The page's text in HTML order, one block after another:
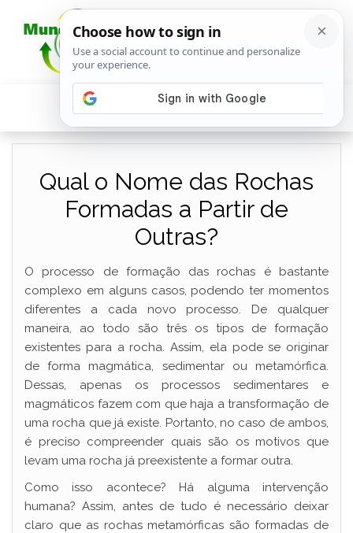
Qual o Nome das Rochas
Formadas a Partir de
Outras?
O processo de formação das rochas é bastante
complexo em alguns casos, podendo ter momentos
diferentes a cada novo processo. De qualquer
maneira, ao todo são três os tipos de formação
existentes para a rocha. Assim, ela pode se originar
de forma magmática, sedimentar ou metamórfica.
Dessas, apenas os processos sedimentares e
magmáticos fazem com que haja a transformação de
uma rocha que já existe. Portanto, no caso de ambos,
é preciso compreender quais são os motivos que
levam uma rocha já preexistente a formar outra.
Como isso acontece? Há alguma intervenção
humana? Assim, antes de tudo é necessário deixar
claro que as rochas metamórficas são formadas de